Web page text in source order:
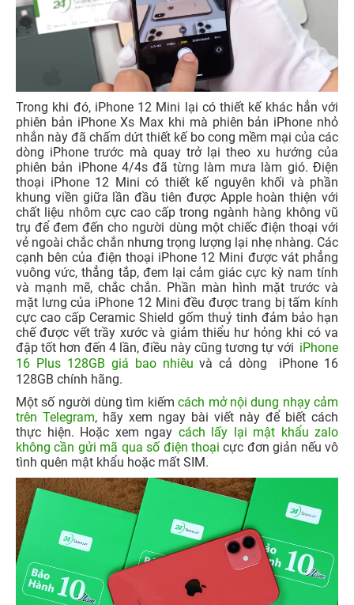
Trong khi đó, iPhone 12 Mini lại có thiết kế khác hẳn với
phiên bản iPhone Xs Max khi mà phiên bản iPhone nhỏ
nhắn này đã chấm dứt thiết kế bo cong mềm mại của các
dòng iPhone trước mà quay trở lại theo xu hướng của
phiên bản iPhone 4/4s đã từng làm mưa làm gió. Điện
thoại iPhone 12 Mini có thiết kế nguyên khối và phần
khung viền giữa lần đầu tiên được Apple hoàn thiện với
chất liệu nhôm cực cao cấp trong ngành hàng không vũ
trụ để đem đến cho người dùng một chiếc điện thoại với
vẻ ngoài chắc chắn nhưng trọng lượng lại nhẹ nhàng. Các
cạnh bên của điện thoại iPhone 12 Mini được vát phẳng
vuông vức, thẳng tắp, đem lại cảm giác cực kỳ nam tính
và mạnh mẽ, chắc chắn. Phần màn hình mặt trước và
mặt lưng của iPhone 12 Mini đều được trang bị tấm kính
cực cao cấp Ceramic Shield gốm thuỷ tinh đảm bảo hạn
chế được vết trầy xước và giảm thiểu hư hỏng khi có va
đập tốt hơn đến 4 lần, điều này cũng tương tự với iPhone
16 Plus 128GB giá bao nhiêu và cả dòng
iPhone 16
128GB chính hãng.
Một số người dùng tìm kiếmcách mở nội dung nhạy cảm
trên Telegram, hãy xem ngay bài viết này để biết cách
thực hiện. Hoặc xem ngay cách lấy lại mật khẩu zalo
không cần gửi mã qua số điện thoại cực đơn giản nếu vô
tình quên mật khẩu hoặc mất SIM.